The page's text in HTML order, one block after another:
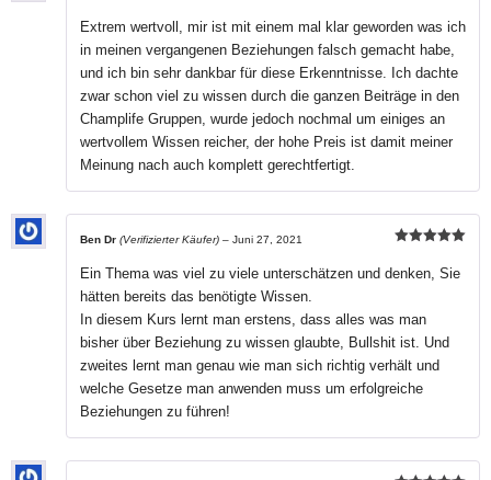
5
Extrem wertvoll, mir ist mit einem mal klar geworden was ich
in meinen vergangenen Beziehungen falsch gemacht habe,
und ich bin sehr dankbar für diese Erkenntnisse. Ich dachte
zwar schon viel zu wissen durch die ganzen Beiträge in den
Champlife Gruppen, wurde jedoch nochmal um einiges an
wertvollem Wissen reicher, der hohe Preis ist damit meiner
Meinung nach auch komplett gerechtfertigt.
von 5
Ben Dr (Verifizierter Käufer) – Juni 27, 2021
Ein Thema was viel zu viele unterschätzen und denken, Sie
hätten bereits das benötigte Wissen.
In diesem Kurs lernt man erstens, dass alles was man
bisher über Beziehung zu wissen glaubte, Bullshit ist. Und
zweites lernt man genau wie man sich richtig verhält und
welche Gesetze man anwenden muss um erfolgreiche
Beziehungen zu führen!